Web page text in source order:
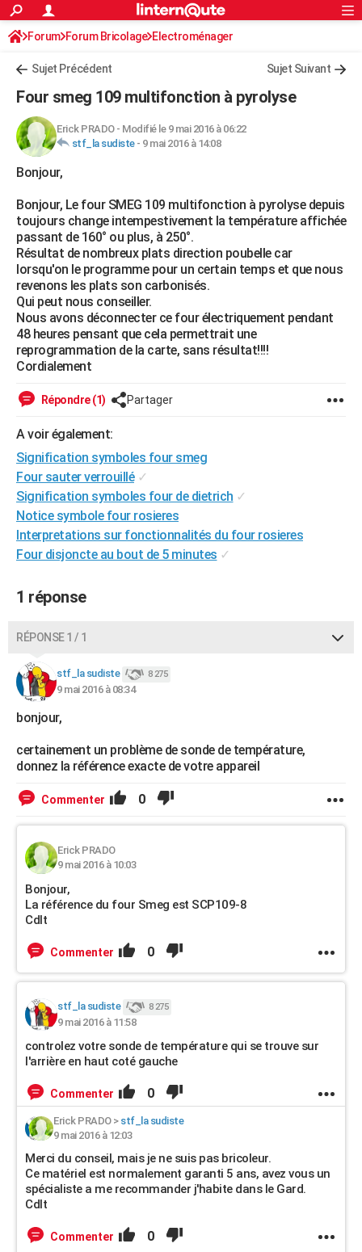
ACTUALITÉS
Politique
Société
Faits Divers
Education
Monde
Villes
+
FINANCE
Retraite
Impôts
Epargne
Immobilier
Risques naturels par ville
Banque
Assurance
Crédit
AUTO
Essais
Réserver un essai
Citadines
Berlines
SUV
Forum auto
+HIGH-TECH
Mobiles
Meilleur smartphone
Internet
Ordinateurs
Jeux vidéo
Guide high-tech
+BRICOLAGE
Forum
Aménagement intérieur
Extérieur
Cuisine
Salle de bains
Jardinage
Rangement
WEEK-END
Guides de France
Escapades
Patrimoine
Expositions
Musées
Week-end nature
LIFESTYLE
Art de vivre
Bien-être
Loisirs
ModeModes de vie
SANTE
Alimentation
Guide de la santé
Maladies
Médicaments
Sommeil
VOYAGE
CARTE DE VOEUX
Carte de Noël
Carte Bonne année
Carte Saint-Valentin
Carte Pâques
Carte d'anniversaire
DICTIONNAIRE
Dictionnaire
Biographies
Citations
Expressions
Proverbes
PROGRAMME TV
S'inscrire
Se connecter
Lycées
Collèges
Primaires
Universités
Entreprises
Service militaire
Avis de recherche
FORUM
Bricolage
Lifestyle
Culture
Sport
Auto
Television
Voyage
Cinema
S'inscrire
Connexion
Forum Forum Bricolage Electroménager
Sujet Précédent Sujet Suivant
Four smeg 109 multifonction à pyrolyse
Erick PRADO- Modifié le 9 mai 2016 à 06:22
stf_la sudiste- 9 mai 2016 à 14:08
Bonjour,
Bonjour, Le four SMEG 109 multifonction à pyrolyse depuis
toujours change intempestivement la température affichée
passant de 160° ou plus, à 250°.
Résultat de nombreux plats direction poubelle car
lorsqu'on le programme pour un certain temps et que nous
revenons les plats son carbonisés.
Qui peut nous conseiller.
Nous avons déconnecter ce four électriquement pendant
48 heures pensant que cela permettrait une
reprogrammation de la carte, sans résultat!!!!
Cordialement
Répondre (1) Partager
A voir également:
Signification symboles four smeg
Four sauter verrouillé ✓
Signification symboles four de dietrich ✓
Notice symbole four rosieres
Interpretations sur fonctionnalités du four rosieres
Four disjoncte au bout de 5 minutes ✓
1 réponse
RÉPONSE 1 / 1
stf_la sudiste 8 275
9 mai 2016 à 08:34
bonjour,
certainement un problème de sonde de température,
donnez la référence exacte de votre appareil
Commenter 0
Erick PRADO
9 mai 2016 à 10:03
Bonjour,
La référence du four Smeg est SCP109-8
Cdlt
Commenter 0
stf_la sudiste 8 275
9 mai 2016 à 11:58
controlez votre sonde de température qui se trouve sur
l'arrière en haut coté gauche
Commenter 0
Erick PRADO> stf_la sudiste
9 mai 2016 à 12:03
Merci du conseil, mais je ne suis pas bricoleur.
Ce matériel est normalement garanti 5 ans, avez vous un
spécialiste a me recommander j'habite dans le Gard.
Cdlt
Commenter 0